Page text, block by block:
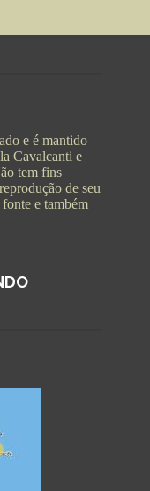
e é mantido
Cavalcanti e
tem fins
de seu
e também